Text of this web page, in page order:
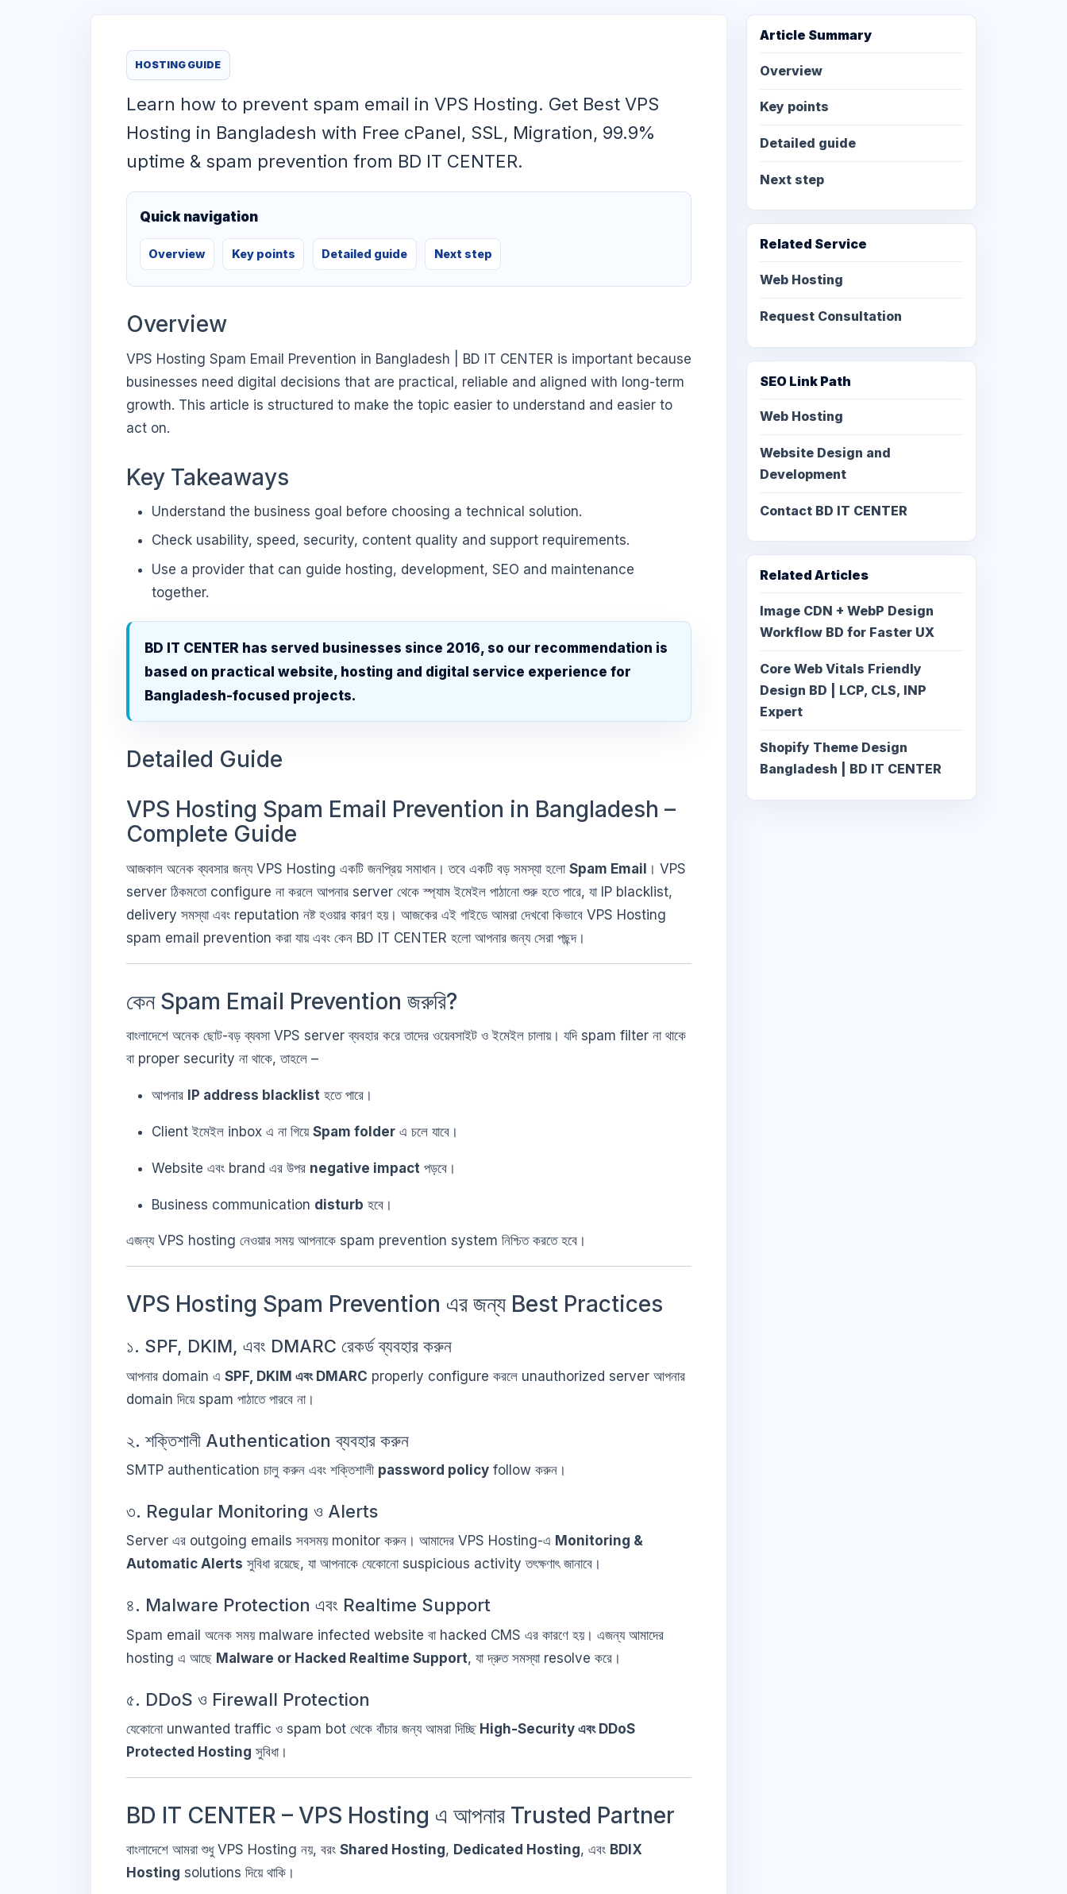
HOSTING GUIDE
Learn how to prevent spam email in VPS Hosting. Get Best VPS
Hosting in Bangladesh with Free cPanel, SSL, Migration, 99.9%
uptime & spam prevention from BD IT CENTER.
Quick navigation
Overview Key points Detailed guide Next step
Overview
VPS Hosting Spam Email Prevention in Bangladesh | BD IT CENTER is important because
businesses need digital decisions that are practical, reliable and aligned with long-term
growth. This article is structured to make the topic easier to understand and easier to
act on.
Key Takeaways
Understand the business goal before choosing a technical solution.
Check usability, speed, security, content quality and support requirements.
Use a provider that can guide hosting, development, SEO and maintenance
together.
BD IT CENTER has served businesses since 2016, so our recommendation is
based on practical website, hosting and digital service experience for
Bangladesh-focused projects.
Detailed Guide
VPS Hosting Spam Email Prevention in Bangladesh –
Complete Guide
আজকাল অনেক ব্যবসার জন্য VPS Hosting একটি জনপ্রিয় সমাধান। তবে একটি বড় সমস্যা হলো Spam Email । VPS
server ঠিকমতো configure না করলে আপনার server থেকে স্প্যাম ইমেইল পাঠানো শুরু হতে পারে, যা IP blacklist,
delivery সমস্যা এবং reputation নষ্ট হওয়ার কারণ হয়। আজকের এই গাইডে আমরা দেখবো কিভাবে VPS Hosting
spam email prevention করা যায় এবং কেন BD IT CENTER হলো আপনার জন্য সেরা পছন্দ।
কেন Spam Email Prevention জরুরি?
বাংলাদেশে অনেক ছোট-বড় ব্যবসা VPS server ব্যবহার করে তাদের ওয়েবসাইট ও ইমেইল চালায়। যদি spam filter না থাকে
বা proper security না থাকে, তাহলে –
আপনার IP address blacklist হতে পারে।
Client ইমেইল inbox এ না গিয়ে Spam folder এ চলে যাবে।
Website এবং brand এর উপর negative impact পড়বে।
Business communication disturb হবে।
এজন্য VPS hosting নেওয়ার সময় আপনাকে spam prevention system নিশ্চিত করতে হবে।
VPS Hosting Spam Prevention এর জন্য Best Practices
১. SPF, DKIM, এবং DMARC রেকর্ড ব্যবহার করুন
আপনার domain এ SPF, DKIM এবং DMARC properly configure করলে unauthorized server আপনার
domain দিয়ে spam পাঠাতে পারবে না।
২. শক্তিশালী Authentication ব্যবহার করুন
SMTP authentication চালু করুন এবং শক্তিশালী password policy follow করুন।
৩. Regular Monitoring ও Alerts
Server এর outgoing emails সবসময় monitor করুন। আমাদের VPS Hosting-এ Monitoring &
Automatic Alerts সুবিধা রয়েছে, যা আপনাকে যেকোনো suspicious activity তৎক্ষণাৎ জানাবে।
৪. Malware Protection এবং Realtime Support
Spam email অনেক সময় malware infected website বা hacked CMS এর কারণে হয়। এজন্য আমাদের
hosting এ আছে Malware or Hacked Realtime Support, যা দ্রুত সমস্যা resolve করে।
৫. DDoS ও Firewall Protection
যেকোনো unwanted traffic ও spam bot থেকে বাঁচার জন্য আমরা দিচ্ছি High-Security এবং DDoS
Protected Hosting সুবিধা।
BD IT CENTER – VPS Hosting এ আপনার Trusted Partner
বাংলাদেশে আমরা শুধু VPS Hosting নয়, বরং Shared Hosting, Dedicated Hosting, এবং BDIX
Hosting solutions দিয়ে থাকি।
Article Summary
Overview
Key points
Detailed guide
Next step
Related Service
Web Hosting
Request Consultation
SEO Link Path
Web Hosting
Website Design and
Development
Contact BD IT CENTER
Related Articles
Image CDN + WebP Design
Workflow BD for Faster UX
Core Web Vitals Friendly
Design BD | LCP, CLS, INP
Expert
Shopify Theme Design
Bangladesh | BD IT CENTER